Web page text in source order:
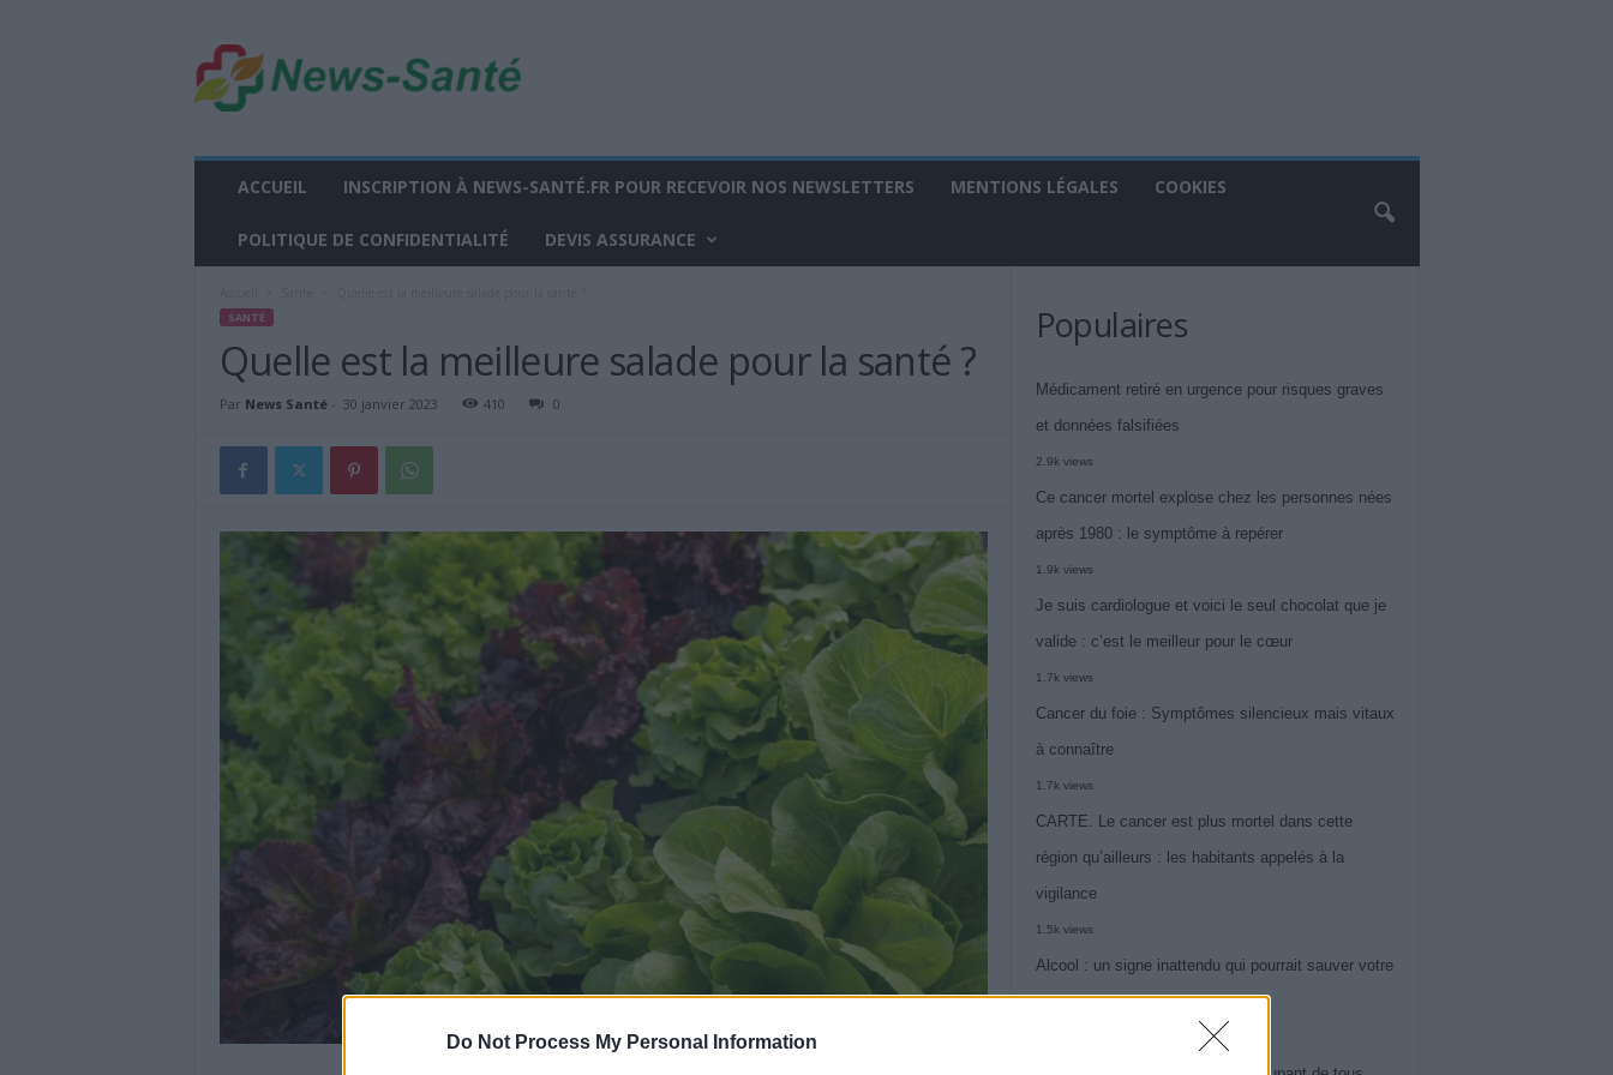
Do Not Process My Personal Information
w
s
ACCUEIL INSCRIPTION À NEWS-SANTÉ.FR POUR RECEVOIR NOS NEWSLETTERS MENTIONS LÉGALES COOKIES
POLITIQUE DE CONFIDENTIALITÉ DEVIS ASSURANCE
SANTÉ
Quelle est la meilleure salade pour la santé ?
Par News Santé- 30 janvier 2023 410 0
Populaires
Médicament retiré en urgence pour risques graves
et données falsifiées
2.9k views
Ce cancer mortel explose chez les personnes nées
après 1980 : le symptôme à repérer
1.9k views
Je suis cardiologue et voici le seul chocolat que je
valide : c’est le meilleur pour le cœur
1.7k views
Cancer du foie : Symptômes silencieux mais vitaux
à connaître
1.7k views
CARTE. Le cancer est plus mortel dans cette
région qu’ailleurs : les habitants appelés à la
vigilance
1.5k views
Alcool : un signe inattendu qui pourrait sauver votre
vie